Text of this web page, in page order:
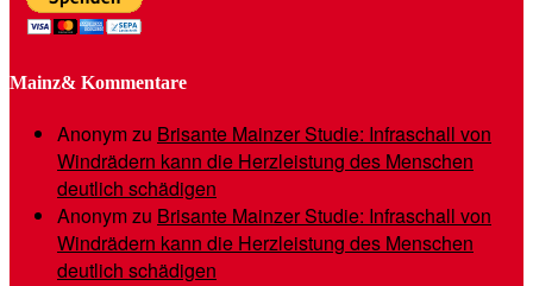
Mainz& Kommentare
Anonymzu Brisante Mainzer Studie: Infraschall von
Windrädern kann die Herzleistung des Menschen
deutlich schädigen
Anonymzu Brisante Mainzer Studie: Infraschall von
Windrädern kann die Herzleistung des Menschen
deutlich schädigen